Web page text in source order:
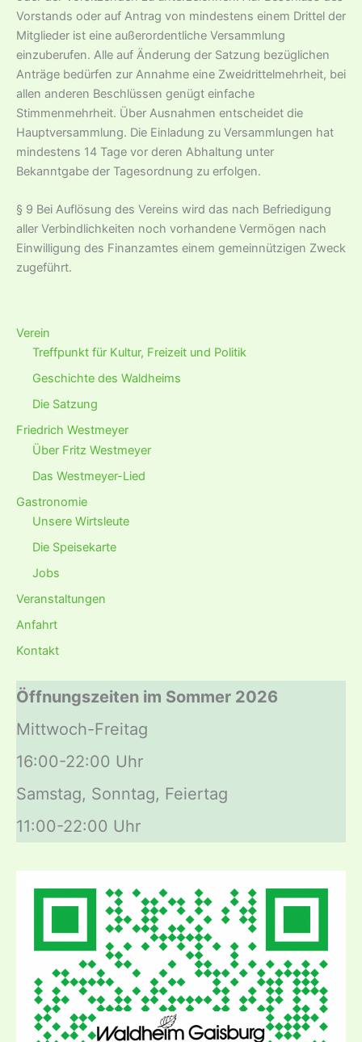
Vorstands oder auf Antrag von mindestens einem Drittel der
Mitglieder ist eine außerordentliche Versammlung
einzuberufen. Alle auf Änderung der Satzung bezüglichen
Anträge bedürfen zur Annahme eine Zweidrittelmehrheit, bei
allen anderen Beschlüssen genügt einfache
Stimmenmehrheit. Über Ausnahmen entscheidet die
Hauptversammlung. Die Einladung zu Versammlungen hat
mindestens 14 Tage vor deren Abhaltung unter
Bekanntgabe der Tagesordnung zu erfolgen.
§ 9 Bei Auflösung des Vereins wird das nach Befriedigung
aller Verbindlichkeiten noch vorhandene Vermögen nach
Einwilligung des Finanzamtes einem gemeinnützigen Zweck
zugeführt.
Verein
Treffpunkt für Kultur, Freizeit und Politik
Geschichte des Waldheims
Die Satzung
Friedrich Westmeyer
Über Fritz Westmeyer
Das Westmeyer-Lied
Gastronomie
Unsere Wirtsleute
Die Speisekarte
Jobs
Veranstaltungen
Anfahrt
Kontakt
Öffnungszeiten im Sommer 2026
Mittwoch-Freitag
16:00-22:00 Uhr
Samstag, Sonntag, Feiertag
11:00-22:00 Uhr